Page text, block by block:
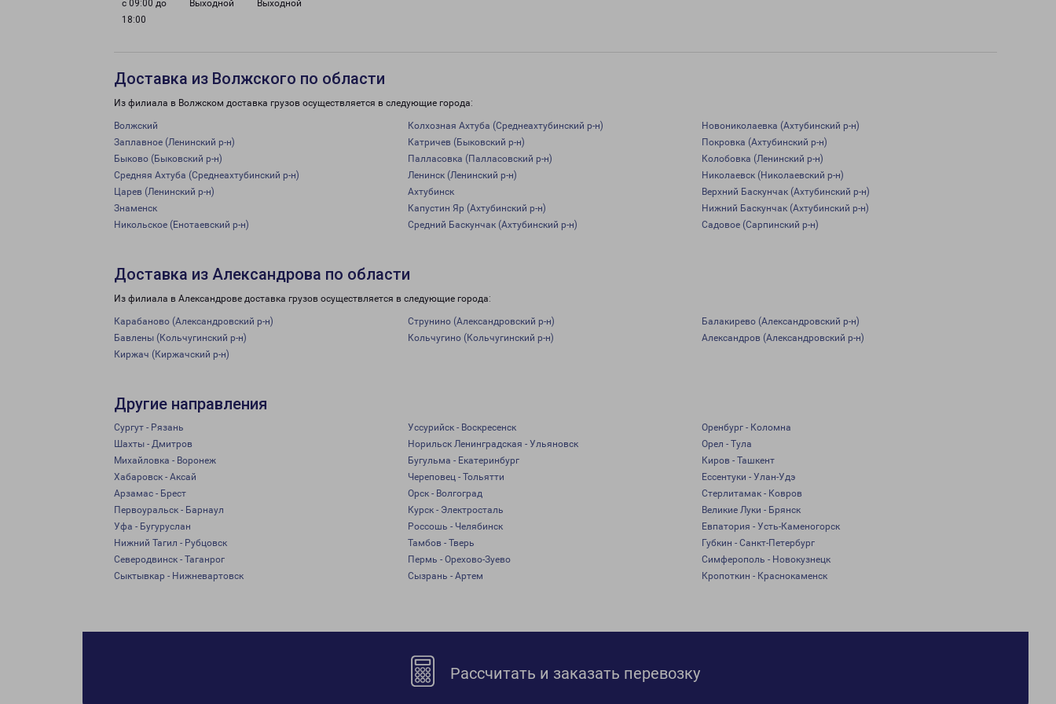
с 09:00 до
18:00
Выходной Выходной
Доставка из Волжского по области
Из филиала в Волжском доставка грузов осуществляется в следующие города:
Волжский Колхозная Ахтуба (Среднеахтубинский р-н)
Новониколаевка (Ахтубинский р-н)
Заплавное (Ленинский р-н)
Катричев (Быковский р-н)
Покровка (Ахтубинский р-н)
Быково (Быковский р-н)
Палласовка (Палласовский р-н)
Колобовка (Ленинский р-н)
Средняя Ахтуба (Среднеахтубинский р-н)
Ленинск (Ленинский р-н)
Николаевск (Николаевский р-н)
Царев (Ленинский р-н)
Ахтубинск
Верхний Баскунчак (Ахтубинский р-н)
Знаменск
Капустин Яр (Ахтубинский р-н)
Нижний Баскунчак (Ахтубинский р-н)
Никольское (Енотаевский р-н)
Средний Баскунчак (Ахтубинский р-н) Садовое (Сарпинский р-н)
Доставка из Александрова по области
Из филиала в Александрове доставка грузов осуществляется в следующие города:
Карабаново (Александровский р-н) Струнино (Александровский р-н)
Балакирево (Александровский р-н)
Бавлены (Кольчугинский р-н)
Кольчугино (Кольчугинский р-н)
Александров (Александровский р-н)
Киржач (Киржачский р-н)
Другие направления
Сургут - Рязань Уссурийск - Воскресенск
Оренбург - Коломна
Шахты - Дмитров
Норильск Ленинградская - Ульяновск
Орел - Тула
Михайловка - Воронеж
Бугульма - Екатеринбург
Киров - Ташкент
Хабаровск - Аксай
Череповец - Тольятти
Ессентуки - Улан-Удэ
Арзамас - Брест
Орск - Волгоград
Стерлитамак - Ковров
Первоуральск - Барнаул
Курск - Электросталь
Великие Луки - Брянск
Уфа - Бугуруслан
Россошь - Челябинск
Евпатория - Усть-Каменогорск
Нижний Тагил - Рубцовск
Тамбов - Тверь
Губкин - Санкт-Петербург
Северодвинск - Таганрог
Пермь - Орехово-Зуево
Симферополь - Новокузнецк
Сыктывкар - Нижневартовск
Сызрань - Артем Кропоткин - Краснокаменск
Рассчитать и заказать перевозку